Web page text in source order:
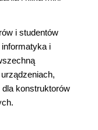
i studentów
i
konstruktorów